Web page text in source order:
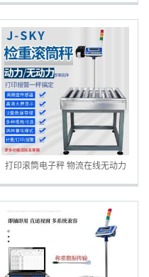
流滚筒可设多组上下限
打印滚筒电子秤 物流在线无动力
滚筒可设上下限100组